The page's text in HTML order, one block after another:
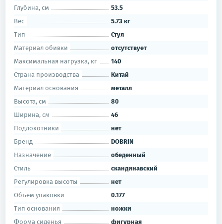
Глубина, см
53.5
Вес
5.73 кг
Тип
Стул
Материал обивки
отсутствует
Максимальная нагрузка, кг
140
Страна производства
Китай
Материал основания
металл
Высота, см
80
Ширина, см
46
Подлокотники
нет
Бренд
DOBRIN
Назначение
обеденный
Стиль
скандинавский
Регулировка высоты
нет
Объем упаковки
0.177
Тип основания
ножки
Форма сиденья
фигурная